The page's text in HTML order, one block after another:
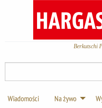
Berkutschi
Wiadomości Na żywo